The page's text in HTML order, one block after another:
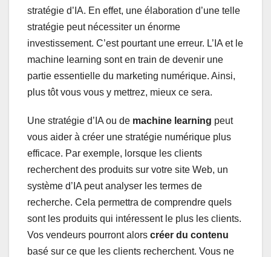
stratégie d’IA. En effet, une élaboration d’une telle
stratégie peut nécessiter un énorme
investissement. C’est pourtant une erreur. L’IA et le
machine learning sont en train de devenir une
partie essentielle du marketing numérique. Ainsi,
plus tôt vous vous y mettrez, mieux ce sera.
Une stratégie d’IA ou de machine learning peut
vous aider à créer une stratégie numérique plus
efficace. Par exemple, lorsque les clients
recherchent des produits sur votre site Web, un
système d’IA peut analyser les termes de
recherche. Cela permettra de comprendre quels
sont les produits qui intéressent le plus les clients.
Vos vendeurs pourront alors créer du contenu
basé sur ce que les clients recherchent. Vous ne